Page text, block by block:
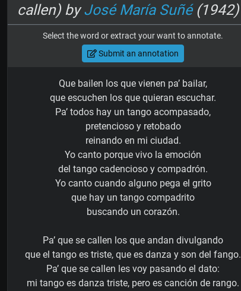
callen) byJosé María Suñé(1942)
Select the word or extract your want to annotate.
Submit an annotation
Que bailen los que vienen pa’ bailar,
que escuchen los que quieran escuchar.
Pa’ todos hay un tango acompasado,
pretencioso y retobado
reinando en mi ciudad.
Yo canto porque vivo la emoción
del tango cadencioso y compadrón.
Yo canto cuando alguno pega el grito
que hay un tango compadrito
buscando un corazón.
Pa’ que se callen los que andan divulgando
que el tango es triste, que es danza y son del fango.
Pa’ que se callen les voy pasando el dato:
mi tango es danza triste, pero es canción de rango.